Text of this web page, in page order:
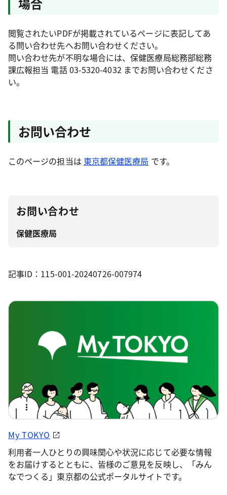
閲覧されたいPDFが掲載されているページに表記してあ
る問い合わせ先へお問い合わせください。
問い合わせ先が不明な場合には、保健医療局総務部総務
課広報担当 電話 03-5320-4032 までお問い合わせくださ
い。
お問い合わせ
このページの担当は 東京都保健医療局 です。
お問い合わせ
保健医療局
記事ID：115-001-20240726-007974
My TOKYO
利用者一人ひとりの興味関心や状況に応じて必要な情報
をお届けするとともに、皆様のご意見を反映し、「みん
なでつくる」東京都の公式ポータルサイトです。